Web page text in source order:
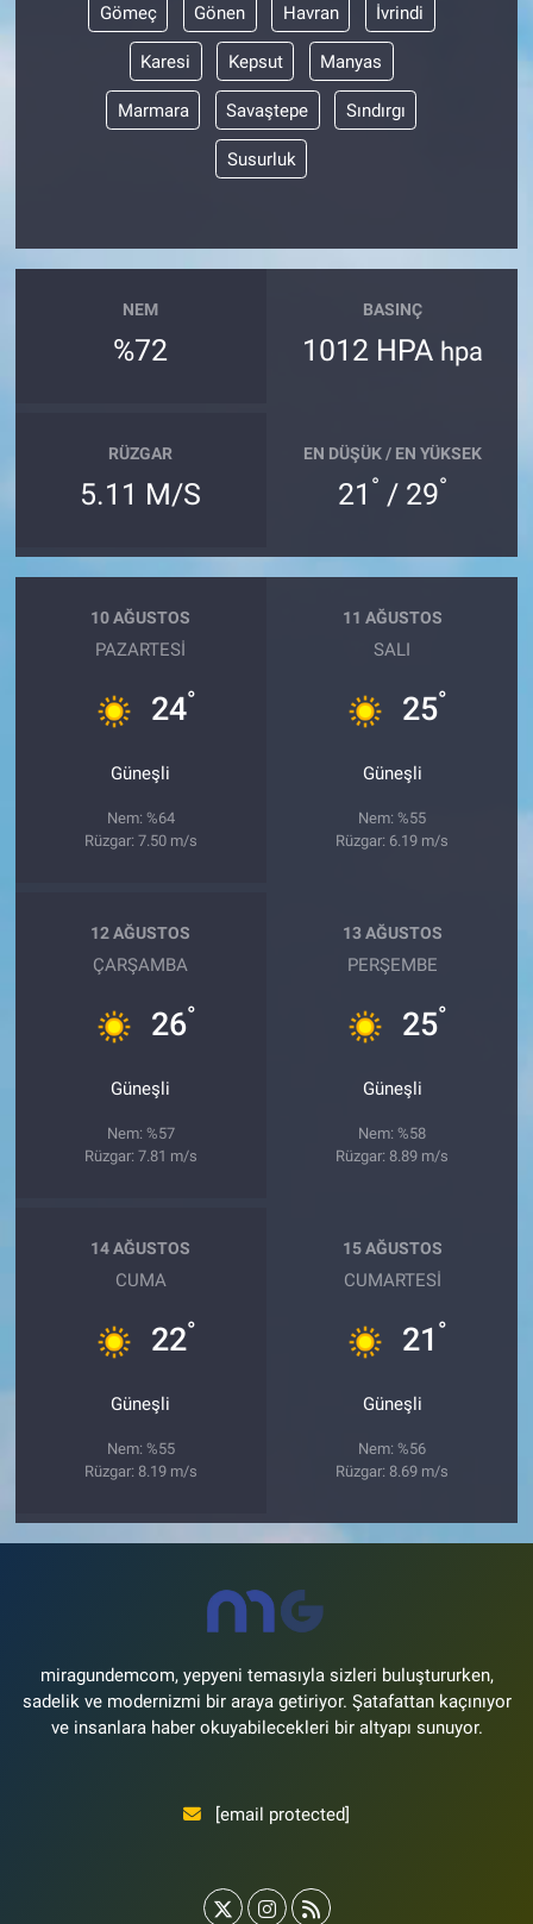
Gömeç Gönen Havran İvrindi
Karesi Kepsut Manyas
Marmara Savaştepe Sındırgı
Susurluk
NEM
%72
BASINÇ
1012 HPA hpa
RÜZGAR
5.11 M/S
EN DÜŞÜK / EN YÜKSEK
21 ° / 29°
10 AĞUSTOS
PAZARTESI
24°
Güneşli
Nem: %64
Rüzgar: 7.50 m/s
11 AĞUSTOS
SALI
25°
Güneşli
Nem: %55
Rüzgar: 6.19 m/s
12 AĞUSTOS
ÇARŞAMBA
26°
Güneşli
Nem: %57
Rüzgar: 7.81 m/s
13 AĞUSTOS
PERŞEMBE
25°
Güneşli
Nem: %58
Rüzgar: 8.89 m/s
14 AĞUSTOS
CUMA
22°
Güneşli
Nem: %55
Rüzgar: 8.19 m/s
15 AĞUSTOS
CUMARTESI
21 °
Güneşli
Nem: %56
Rüzgar: 8.69 m/s
miragundemcom, yepyeni temasıyla sizleri buluştururken,
sadelik ve modernizmi bir araya getiriyor. Şatafattan kaçınıyor
ve insanlara haber okuyabilecekleri bir altyapı sunuyor.
[email protected]